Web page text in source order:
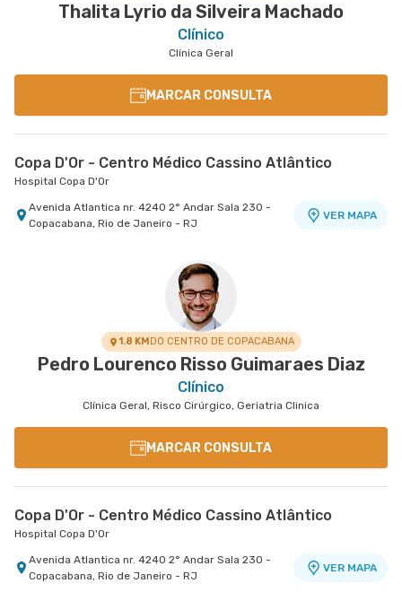
Thalita Lyrio da Silveira Machado
Clínico
Clínica Geral
MARCAR CONSULTA
Copa D'Or - Centro Médico Cassino Atlântico
Hospital Copa D'Or
Avenida Atlantica nr. 4240 2° Andar Sala 230 -
Copacabana, Rio de Janeiro - RJ
VER MAPA
1.8 KMDO CENTRO DE COPACABANA
Pedro Lourenco Risso Guimaraes Diaz
Clínico
Clínica Geral, Risco Cirúrgico, Geriatria Clinica
MARCAR CONSULTA
Copa D'Or - Centro Médico Cassino Atlântico
Hospital Copa D'Or
Avenida Atlantica nr. 4240 2° Andar Sala 230 -
Copacabana, Rio de Janeiro - RJ
VER MAPA